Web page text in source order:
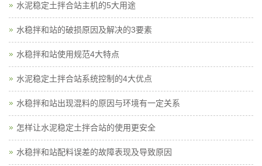
水泥稳定土拌合站主机的5大用途
水稳拌和站的破损原因及解决的3要素
水稳拌和站使用规范4大特点
水泥稳定土拌合站系统控制的4大优点
水稳拌和站出现混料的原因与环境有一定关系
怎样让水泥稳定土拌合站的使用更安全
水稳拌和站配料误差的故障表现及导致原因